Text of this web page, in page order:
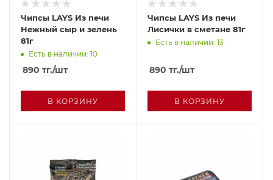
Чипсы LAYS Из печи
Нежный сыр и зелень
81г
Есть в наличии: 10
890 тг./шт
В КОРЗИНУ
Чипсы LAYS Из печи
Лисички в сметане 81г
Есть в наличии: 13
890 тг./шт
В КОРЗИНУ